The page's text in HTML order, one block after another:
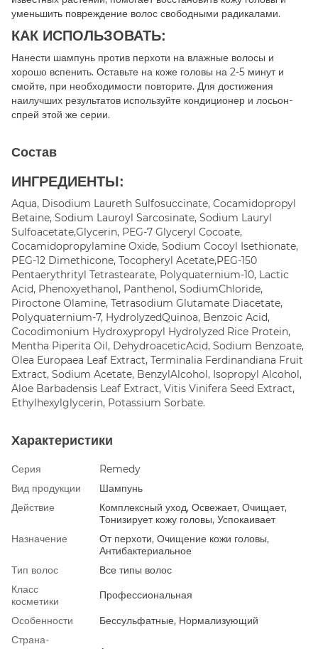
уменьшить повреждение волос свободными радикалами.
КАК ИСПОЛЬЗОВАТЬ:
Нанести шампунь против перхоти на влажные волосы и
хорошо вспенить. Оставьте на коже головы на 2-5 минут и
смойте, при необходимости повторите. Для достижения
наилучших результатов используйте кондиционер и лосьон-
спрей этой же серии.
Состав
ИНГРЕДИЕНТЫ:
Aqua, Disodium Laureth Sulfosuccinate, Cocamidopropyl
Betaine, Sodium Lauroyl Sarcosinate, Sodium Lauryl
Sulfoacetate,Glycerin, PEG-7 Glyceryl Cocoate,
Cocamidopropylamine Oxide, Sodium Cocoyl Isethionate,
PEG-12 Dimethicone, Tocopheryl Acetate,PEG-150
Pentaerythrityl Tetrastearate, Polyquaternium-10, Lactic
Acid, Phenoxyethanol, Panthenol, SodiumChloride,
Piroctone Olamine, Tetrasodium Glutamate Diacetate,
Polyquaternium-7, HydrolyzedQuinoa, Benzoic Acid,
Cocodimonium Hydroxypropyl Hydrolyzed Rice Protein,
Mentha Piperita Oil, DehydroaceticAcid, Sodium Benzoate,
Olea Europaea Leaf Extract, Terminalia Ferdinandiana Fruit
Extract, Sodium Acetate, BenzylAlcohol, Isopropyl Alcohol,
Aloe Barbadensis Leaf Extract, Vitis Vinifera Seed Extract,
Ethylhexylglycerin, Potassium Sorbate.
Характеристики
Серия
Remedy
Вид продукции
Шампунь
Действие
Комплексный уход, Освежает, Очищает,
Тонизирует кожу головы, Успокаивает
Назначение
От перхоти, Очищение кожи головы,
Антибактериальное
Тип волос
Все типы волос
Класс
косметики
Профессиональная
Особенности
Бессульфатные, Нормализующий
Страна-